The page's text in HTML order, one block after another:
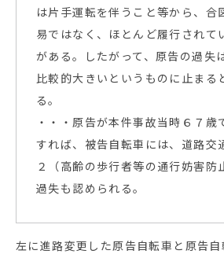
は片手運転を伴うこと等から、合
易ではなく、ほとんど履行されて
がある。したがって、原告の過失
比較的大きいというものに止まる
る。
・・・原告が本件事故当時６７歳
すれば、被告自転車には、道路交
２（高齢の歩行者等の通行妨害防
過失も認められる。
左に進路変更した原告自転車と原告